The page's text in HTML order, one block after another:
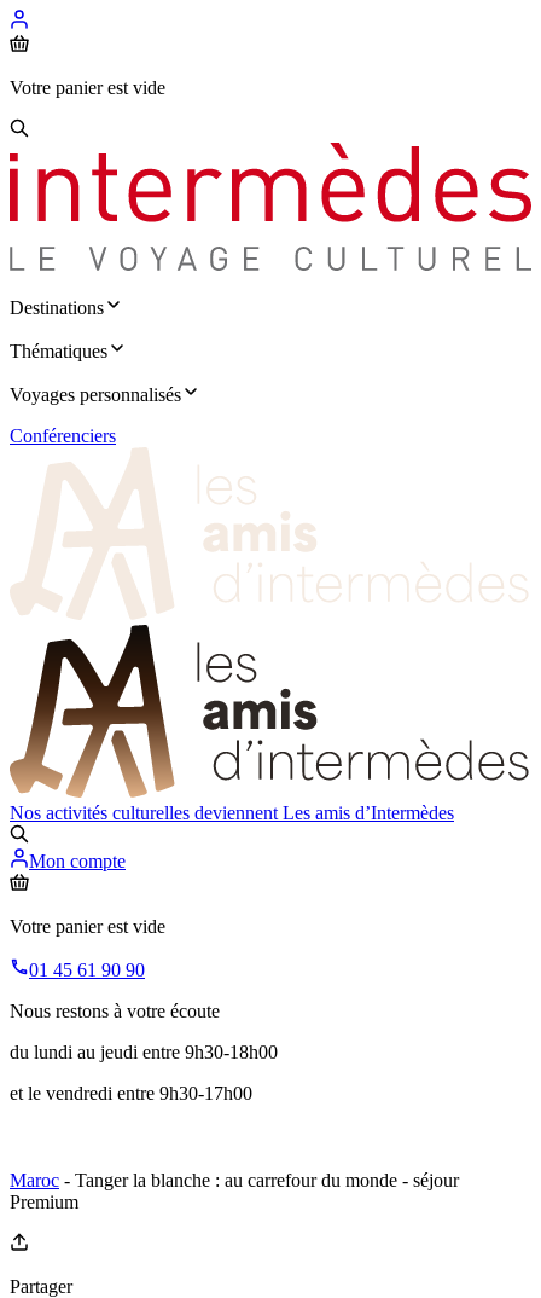
Votre panier est vide
Destinations
Thématiques
Voyages personnalisés
Conférenciers
Nos activités culturelles deviennent Les amis d’Intermèdes
Mon compte
Votre panier est vide
01 45 61 90 90
Nous restons à votre écoute
du lundi au jeudi entre 9h30-18h00
et le vendredi entre 9h30-17h00
Maroc - Tanger la blanche : au carrefour du monde - séjour
Premium
Partager